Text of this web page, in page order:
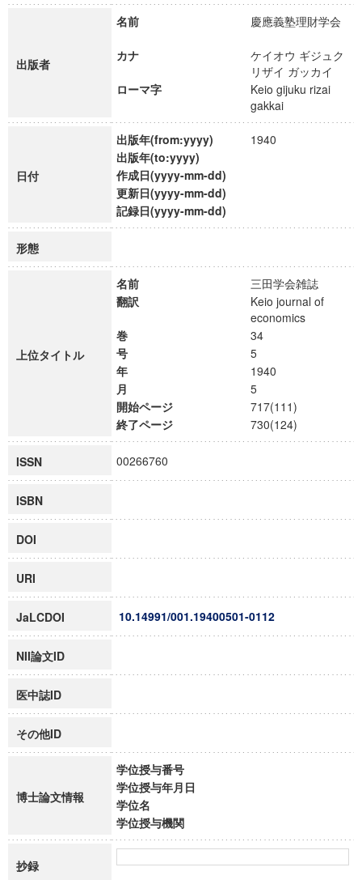
出版者
名前 慶應義塾理財学会
カナ
ケイオウ ギジュク
リザイ ガッカイ
ローマ字
Keio gijuku rizai
gakkai
日付
出版年(from:yyyy)
1940
出版年(to:yyyy)
作成日(yyyy-mm-dd)
更新日(yyyy-mm-dd)
記録日(yyyy-mm-dd)
形態
上位タイトル
名前
三田学会雑誌
翻訳
Keio journal of
economics
巻
34
号
5
年
1940
月
5
開始ページ
717(111)
終了ページ
730(124)
ISSN 00266760
ISBN
DOI
URI
JaLCDOI 10.14991/001.19400501-0112
NII論文ID
医中誌ID
その他ID
博士論文情報
学位授与番号
学位授与年月日
学位名
学位授与機関
抄録